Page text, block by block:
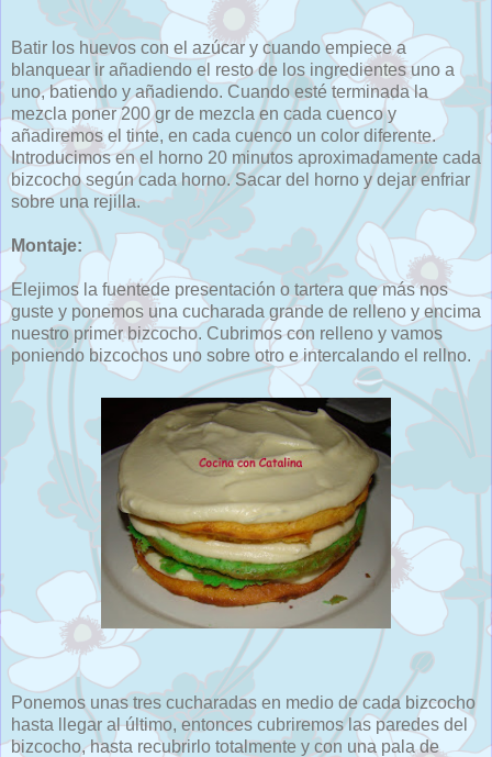
Batir los huevos con el azúcar y cuando empiece a
blanquear ir añadiendo el resto de los ingredientes uno a
uno, batiendo y añadiendo. Cuando esté terminada la
mezcla poner 200 gr de mezcla en cada cuenco y
añadiremos el tinte, en cada cuenco un color diferente.
Introducimos en el horno 20 minutos aproximadamente cada
bizcocho según cada horno. Sacar del horno y dejar enfriar
sobre una rejilla.
Montaje:
Elejimos la fuentede presentación o tartera que más nos
guste y ponemos una cucharada grande de relleno y encima
nuestro primer bizcocho. Cubrimos con relleno y vamos
poniendo bizcochos uno sobre otro e intercalando el rellno.
Ponemos unas tres cucharadas en medio de cada bizcocho
hasta llegar al último, entonces cubriremos las paredes del
bizcocho, hasta recubrirlo totalmente y con una pala de